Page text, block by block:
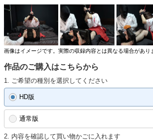
すぐりました。中途半端にやめてしまうのはやさ
底的にブラシで足裏もゴリゴリ行かせて頂きまし
くすぐられるまりなチャンを是非ご覧ください
た！！！
画像はイメージです。実際の収録内容とは異なる場合があり
作品のご購入はこちらから
1. ご希望の種別を選択してください
HD版
通常版
2. 内容を確認して買い物かごに入れます